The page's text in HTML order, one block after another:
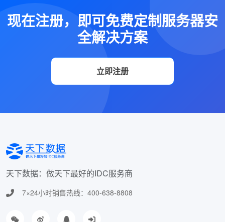
现在注册，即可免费定制服务器安
全解决方案
立即注册
天下数据：做天下最好的IDC服务商
7×24小时销售热线：400-638-8808